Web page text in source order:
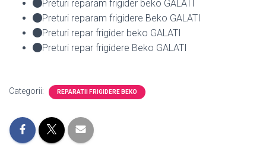
Preturi reparam frigider beko GALATI
Preturi reparam frigidere Beko GALATI
Preturi repar frigider beko GALATI
Preturi repar frigidere Beko GALATI
Categorii: REPARATII FRIGIDERE BEKO